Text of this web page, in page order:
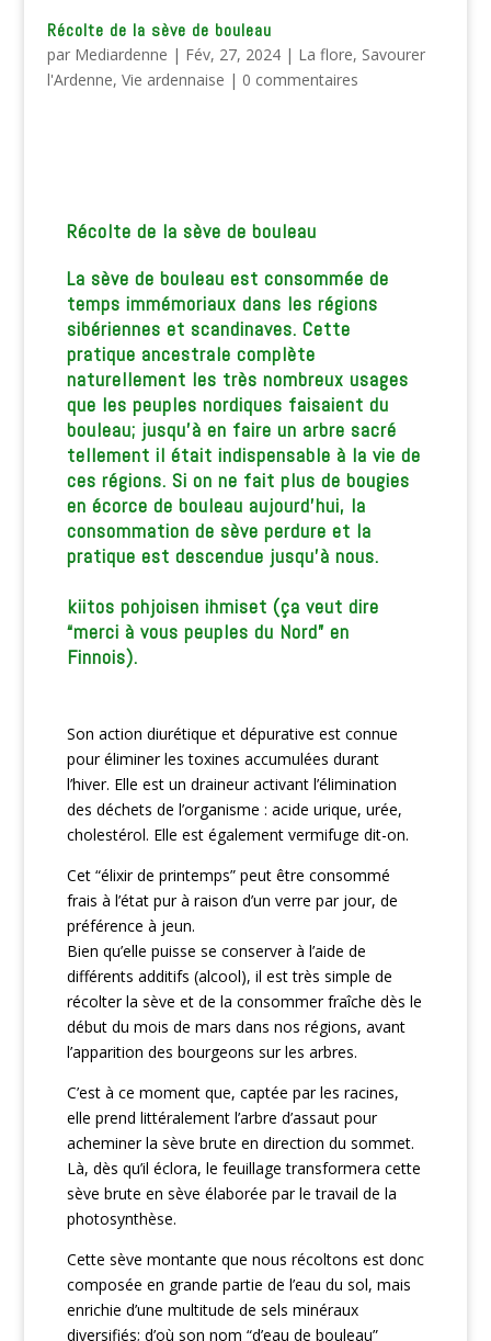
Récolte de la sève de bouleau
par Mediardenne | Fév, 27, 2024| La flore, Savourer
l'Ardenne, Vie ardennaise | 0 commentaires
Récolte de la sève de bouleau
La sève de bouleau est consommée de
temps immémoriaux dans les régions
sibériennes et scandinaves. Cette
pratique ancestrale complète
naturellement les très nombreux usages
que les peuples nordiques faisaient du
bouleau; jusqu’à en faire un arbre sacré
tellement il était indispensable à la vie de
ces régions. Si on ne fait plus de bougies
en écorce de bouleau aujourd’hui, la
consommation de sève perdure et la
pratique est descendue jusqu’à nous.
kiitos pohjoisen ihmiset (ça veut dire
“merci à vous peuples du Nord” en
Finnois).
Son action diurétique et dépurative est connue
pour éliminer les toxines accumulées durant
l’hiver. Elle est un draineur activant l’élimination
des déchets de l’organisme : acide urique, urée,
cholestérol. Elle est également vermifuge dit-on.
Cet “élixir de printemps” peut être consommé
frais à l’état pur à raison d’un verre par jour, de
préférence à jeun.
Bien qu’elle puisse se conserver à l’aide de
différents additifs (alcool), il est très simple de
récolter la sève et de la consommer fraîche dès le
début du mois de mars dans nos régions, avant
l’apparition des bourgeons sur les arbres.
C’est à ce moment que, captée par les racines,
elle prend littéralement l’arbre d’assaut pour
acheminer la sève brute en direction du sommet.
Là, dès qu’il éclora, le feuillage transformera cette
sève brute en sève élaborée par le travail de la
photosynthèse.
Cette sève montante que nous récoltons est donc
composée en grande partie de l’eau du sol, mais
enrichie d’une multitude de sels minéraux
diversifiés; d’où son nom “d’eau de bouleau”